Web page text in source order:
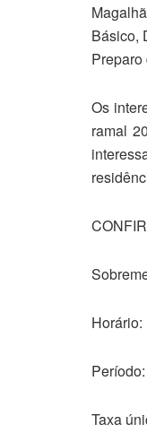
Básico,
Os
ramal
Horário:
Taxa